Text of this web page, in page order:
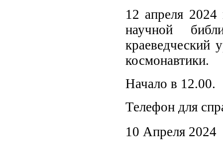
12 апреля 2024
научной
космонавтики.
Начало в 12.00.
Телефон для
10 Апреля 2024